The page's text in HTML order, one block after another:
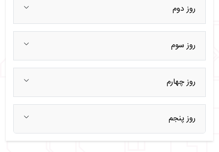
روز دوم
روز سوم
روز چهارم
روز پنجم